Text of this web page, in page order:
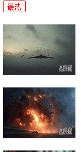
最热